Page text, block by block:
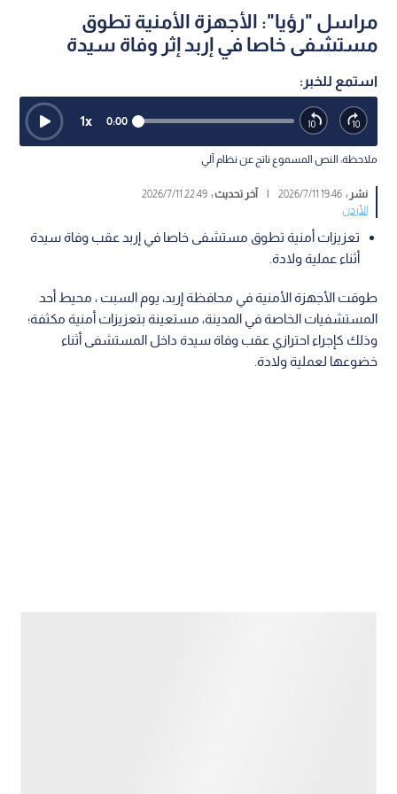
مراسل "رؤيا": الأجهزة الأمنية تطوق
مستشفى خاصا في إربد إثر وفاة سيدة
استمع للخبر:
0:00
1x
ملاحظة: النص المسموع ناتج عن نظام آلي
نشر :19:46 2026/7/11
| آخر تحديث :22:49 2026/7/11
الأردن
تعزيزات أمنية تطوق مستشفى خاصا في إربد عقب وفاة سيدة
أثناء عملية ولادة.
طوقت الأجهزة الأمنية في محافظة إربد، يوم السبت ، محيط أحد
المستشفيات الخاصة في المدينة، مستعينة بتعزيزات أمنية مكثفة؛
وذلك كإجراء احترازي عقب وفاة سيدة داخل المستشفى أثناء
خضوعها لعملية ولادة.